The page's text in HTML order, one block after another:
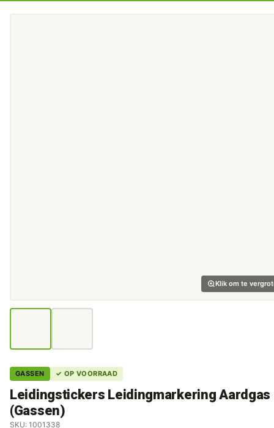
Klik om te
GASSEN ✓ OP VOORRAAD
Leidingstickers Leidingmarkering Aardgas
(Gassen)
SKU: 1001338